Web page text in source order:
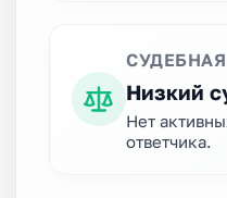
Низкий
Нет
ответчика.